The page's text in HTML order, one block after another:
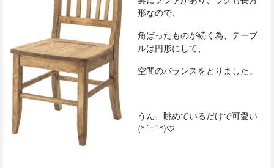
形なので、
角ばったものが続く為、テーブ
ルは円形にして、
空間のバランスをとりました。
うん、眺めているだけで可愛い
(*´꒳`*)♡